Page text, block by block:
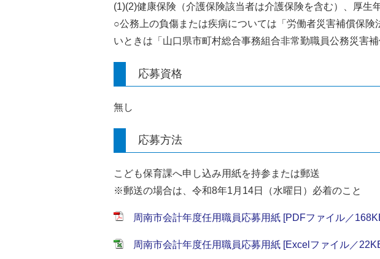
(1)(2)健康保険（介護保険該当者は介護保険を含む）、厚生
○公務上の負傷または疾病については「労働者災害補償保
いときは「山口県市町村総合事務組合非常勤職員公務災害
応募資格
無し
応募方法
こども保育課へ申し込み用紙を持参または郵送
※郵送の場合は、令和8年1月14日（水曜日）必着のこと
周南市会計年度任用職員応募用紙 [PDFファイル／
周南市会計年度任用職員応募用紙 [Excelファイル／